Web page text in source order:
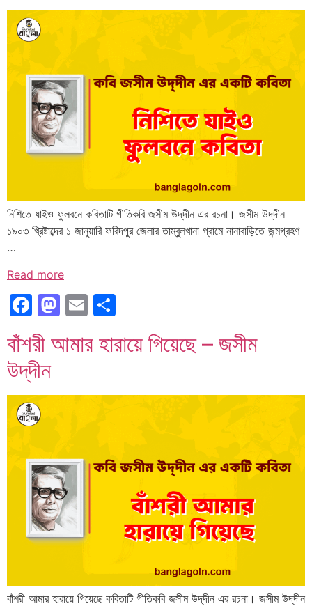
নিশিতে যাইও ফুলবনে কবিতাটি গীতিকবি জসীম উদ্‌দীন এর রচনা। জসীম উদ্‌দীন
১৯০৩ খ্রিষ্টাব্দের ১ জানুয়ারি ফরিদপুর জেলার তাম্বুলখানা গ্রামে নানাবাড়িতে জন্মগ্রহণ
…
Read more
Facebook
Mastodon
Email
বাঁশরী আমার হারায়ে গিয়েছে – জসীম
উদ্‌দীন
বাঁশরী আমার হারায়ে গিয়েছে কবিতাটি গীতিকবি জসীম উদ্‌দীন এর রচনা। জসীম উদ্‌দীন